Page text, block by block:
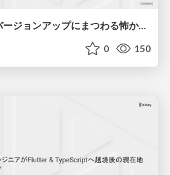
Swift＆Xcodeのバージョンアップにまつわる怖かった思い出 / Scary Memories of Swift and Xcode Updates
0 150